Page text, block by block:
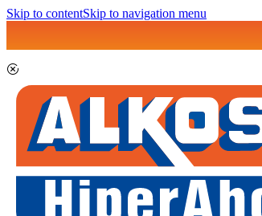
Skip to contentSkip to navigation menu